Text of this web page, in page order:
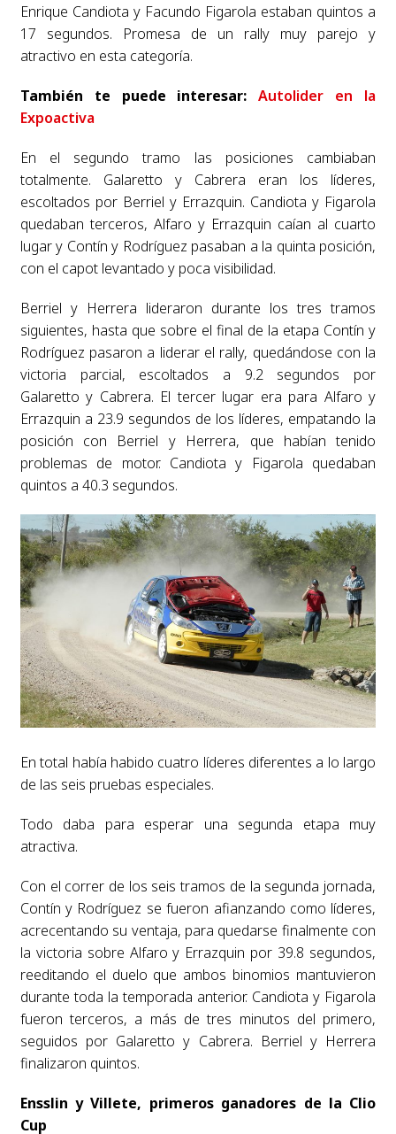
Enrique Candiota y Facundo Figarola estaban quintos a
17 segundos. Promesa de un rally muy parejo y
atractivo en esta categoría.
También te puede interesar:Autolider en la
Expoactiva
En el segundo tramo las posiciones cambiaban
totalmente. Galaretto y Cabrera eran los líderes,
escoltados por Berriel y Errazquin. Candiota y Figarola
quedaban terceros, Alfaro y Errazquin caían al cuarto
lugar y Contín y Rodríguez pasaban a la quinta posición,
con el capot levantado y poca visibilidad.
Berriel y Herrera lideraron durante los tres tramos
siguientes, hasta que sobre el final de la etapa Contín y
Rodríguez pasaron a liderar el rally, quedándose con la
victoria parcial, escoltados a 9.2 segundos por
Galaretto y Cabrera. El tercer lugar era para Alfaro y
Errazquin a 23.9 segundos de los líderes, empatando la
posición con Berriel y Herrera, que habían tenido
problemas de motor. Candiota y Figarola quedaban
quintos a 40.3 segundos.
En total había habido cuatro líderes diferentes a lo largo
de las seis pruebas especiales.
Todo daba para esperar una segunda etapa muy
atractiva.
Con el correr de los seis tramos de la segunda jornada,
Contín y Rodríguez se fueron afianzando como líderes,
acrecentando su ventaja, para quedarse finalmente con
la victoria sobre Alfaro y Errazquin por 39.8 segundos,
reeditando el duelo que ambos binomios mantuvieron
durante toda la temporada anterior. Candiota y Figarola
fueron terceros, a más de tres minutos del primero,
seguidos por Galaretto y Cabrera. Berriel y Herrera
finalizaron quintos.
Ensslin y Villete, primeros ganadores de la Clio
Cup